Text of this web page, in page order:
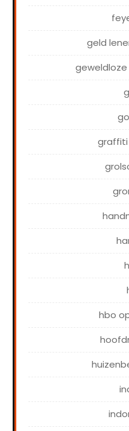
geld
graffiti
hbo